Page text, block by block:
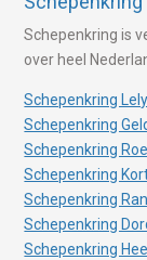
Schepenkring is
over heel
Schepenkring
Schepenkring
Schepenkring
Schepenkring
Schepenkring
Schepenkring
Schepenkring